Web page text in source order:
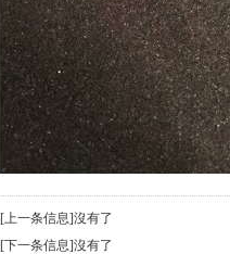
[上一条信息]沒有了
[下一条信息]沒有了